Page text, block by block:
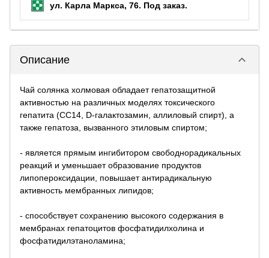
ул. Карла Маркса, 76. Под заказ.
Описание keyboard_arrow_down
Чай солянка холмовая обладает гепатозащитной
активностью на различных моделях токсического
гепатита (СС14, D-галактозамин, аллиловый спирт), а
также гепатоза, вызванного этиловым спиртом;
- является прямым ингибитором свободнорадикальных
реакций и уменьшает образование продуктов
липопероксидации, повышает антирадикальную
активность мембранных липидов;
- способствует сохранению высокого содержания в
мембранах гепатоцитов фосфатидилхолина и
фосфатидилэтаноламина;